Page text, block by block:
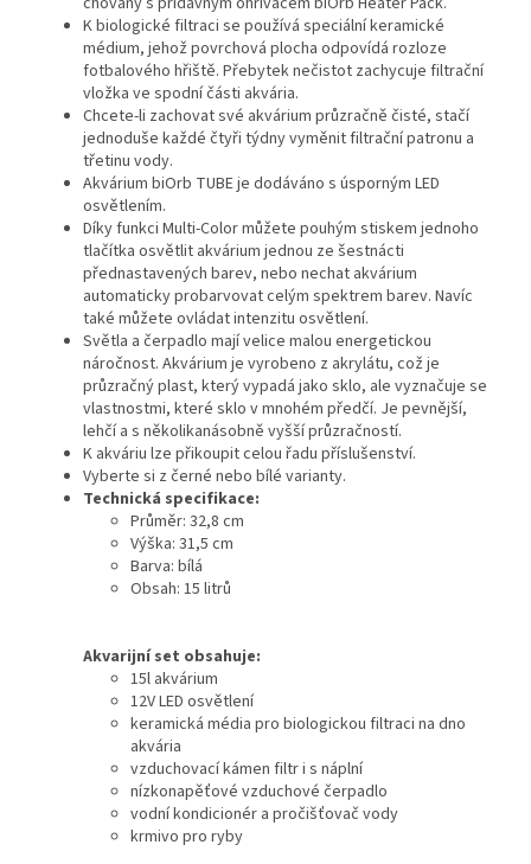
K biologické filtraci se používá speciální keramické
médium, jehož povrchová plocha odpovídá rozloze
fotbalového hřiště. Přebytek nečistot zachycuje filtrační
vložka ve spodní části akvária.
Chcete-li zachovat své akvárium průzračně čisté, stačí
jednoduše každé čtyři týdny vyměnit filtrační patronu a
třetinu vody.
Akvárium biOrb TUBE je dodáváno s úsporným LED
osvětlením.
Díky funkci Multi-Color můžete pouhým stiskem jednoho
tlačítka osvětlit akvárium jednou ze šestnácti
přednastavených barev, nebo nechat akvárium
automaticky probarvovat celým spektrem barev. Navíc
také můžete ovládat intenzitu osvětlení.
Světla a čerpadlo mají velice malou energetickou
náročnost. Akvárium je vyrobeno z akrylátu, což je
průzračný plast, který vypadá jako sklo, ale vyznačuje se
vlastnostmi, které sklo v mnohém předčí. Je pevnější,
lehčí a s několikanásobně vyšší průzračností.
K akváriu lze přikoupit celou řadu příslušenství.
Vyberte si z černé nebo bílé varianty.
Technická specifikace:
Průměr: 32,8 cm
Výška: 31,5 cm
Barva: bílá
Obsah: 15 litrů
Akvarijní set obsahuje:
15l akvárium
12V LED osvětlení
keramická média pro biologickou filtraci na dno
akvária
vzduchovací kámen filtr i s náplní
nízkonapěťové vzduchové čerpadlo
vodní kondicionér a pročišťovač vody
krmivo pro ryby